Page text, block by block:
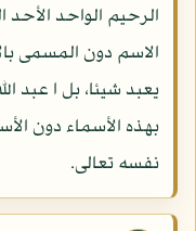
الرحيم الواحد
الاسم دون المسمى
يعبد شيئا، بل ا عبد
بهذه الأسماء دون
نفسه تعالى.